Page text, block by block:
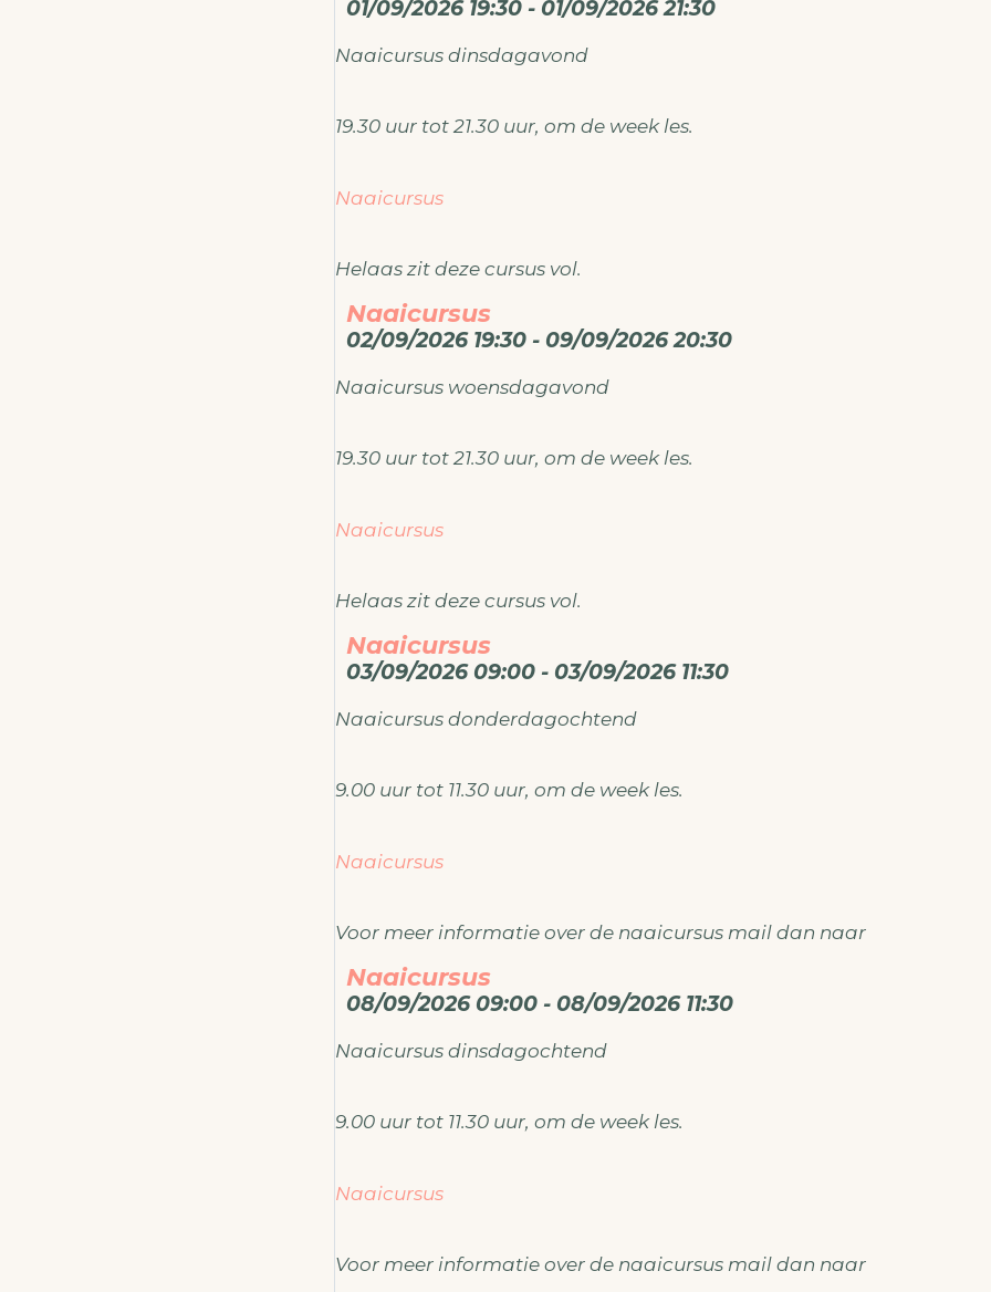
01/09/2026 19:30 - 01/09/2026 21:30
Naaicursus dinsdagavond
19.30 uur tot 21.30 uur, om de week les.
Naaicursus
Helaas zit deze cursus vol.
Toch alvast creatief aan de slag, kom dan naar het
ateliermodemaken@gmail.com
Naaicursus
02/09/2026 19:30 - 09/09/2026 20:30
Naaicursus woensdagavond
19.30 uur tot 21.30 uur, om de week les.
Naaicursus
Helaas zit deze cursus vol.
Toch alvast creatief aan de slag, kom dan naar het
ateliermodemaken@gmail.com
Naaicursus
03/09/2026 09:00 - 03/09/2026 11:30
Naaicursus donderdagochtend
9.00 uur tot 11.30 uur, om de week les.
Naaicursus
Voor meer informatie over de naaicursus mail dan naar
ateliermodemaken@gmail.com
Naaicursus
08/09/2026 09:00 - 08/09/2026 11:30
Naaicursus dinsdagochtend
9.00 uur tot 11.30 uur, om de week les.
Naaicursus
Voor meer informatie over de naaicursus mail dan naar